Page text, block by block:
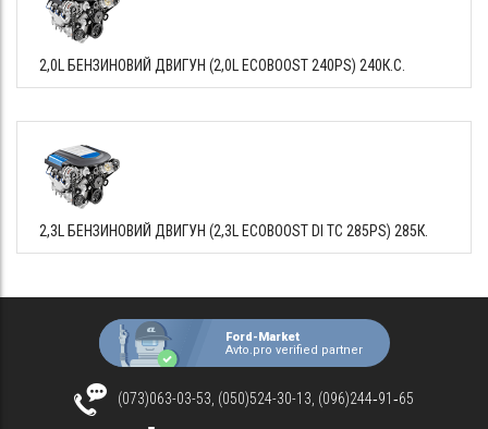
2,0L БЕНЗИНОВИЙ ДВИГУН (2,0L ECOBOOST 240PS) 240К.С.
2,3L БЕНЗИНОВИЙ ДВИГУН (2,3L ECOBOOST DI TC 285PS) 285К.
Ford-Market
Avto.pro verified partner
(073)063-03-53, (050)524-30-13, (096)244‑91‑65